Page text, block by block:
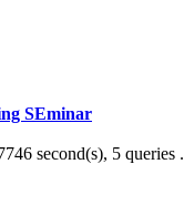
SEminar
second(s), 5 queries .